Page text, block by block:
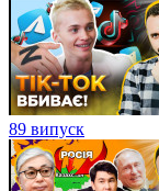
89 випуск